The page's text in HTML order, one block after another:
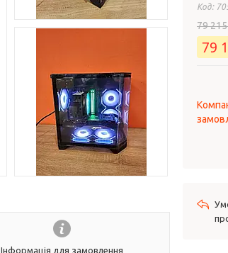
Інформація для замовлення
Код:
79
79